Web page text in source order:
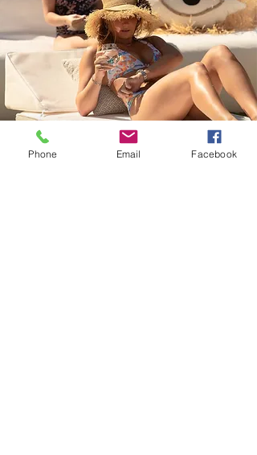
Lit 2 places mousse blanc et beige
Phone Email Facebook